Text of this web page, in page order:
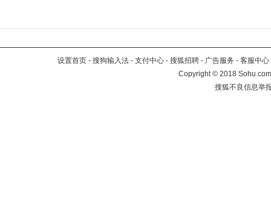
设置首页 - 搜狗输入法 - 支付中心 - 搜狐招聘 - 广告服务 - 客服中心
Copyright©2018
搜狐不良信息举